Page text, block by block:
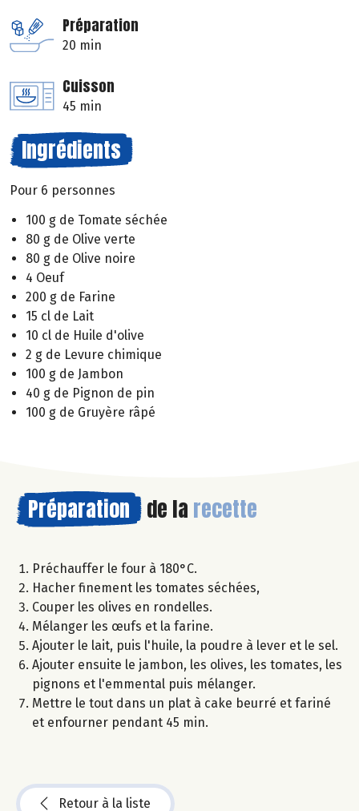
Préparation
20 min
Cuisson
45 min
Ingrédients
Pour 6 personnes
100 g de Tomate séchée
80 g de Olive verte
80 g de Olive noire
4 Oeuf
200 g de Farine
15 cl de Lait
10 cl de Huile d'olive
2 g de Levure chimique
100 g de Jambon
40 g de Pignon de pin
100 g de Gruyère râpé
Préparation de la recette
Préchauffer le four à 180°C.
Hacher finement les tomates séchées,
Couper les olives en rondelles.
Mélanger les œufs et la farine.
Ajouter le lait, puis l'huile, la poudre à lever et le sel.
Ajouter ensuite le jambon, les olives, les tomates, les
pignons et l'emmental puis mélanger.
Mettre le tout dans un plat à cake beurré et fariné
et enfourner pendant 45 min.
Retour à la liste